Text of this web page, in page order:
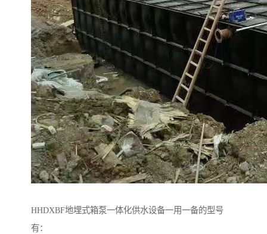
HHDXBF地埋式箱泵一体化供水设备一用一备的型号
有：